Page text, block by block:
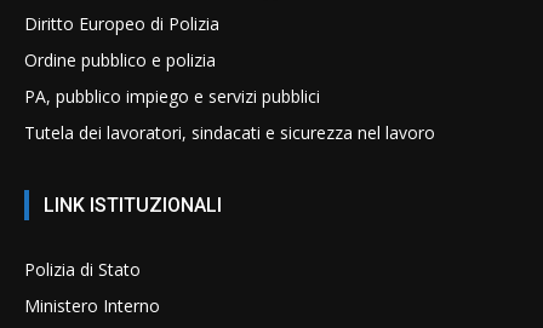
Diritto Europeo di Polizia
Ordine pubblico e polizia
PA, pubblico impiego e servizi pubblici
Tutela dei lavoratori, sindacati e sicurezza nel lavoro
LINK ISTITUZIONALI
Polizia di Stato
Ministero Interno